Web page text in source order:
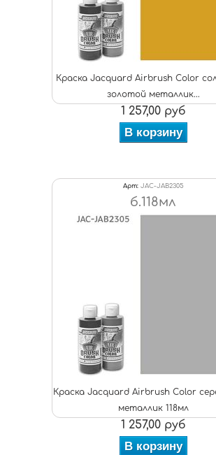
Краска Jacquard Airbrush Color
золотой металлик...
1 257,00 руб
В корзину
Арт: JAC-JAB2305
б.118мл
Краска Jacquard Airbrush Color
металлик 118мл
1 257,00 руб
В корзину